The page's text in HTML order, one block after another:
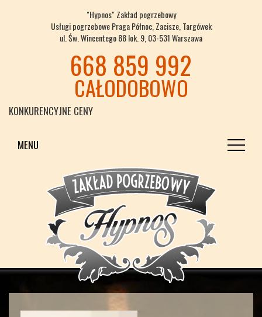
"Hypnos" Zakład pogrzebowy
Usługi pogrzebowe Praga Północ, Zacisze, Targówek
ul. Św. Wincentego 88 lok. 9, 03-531 Warszawa
668 859 992
CAŁODOBOWO
KONKURENCYJNE CENY
MENU